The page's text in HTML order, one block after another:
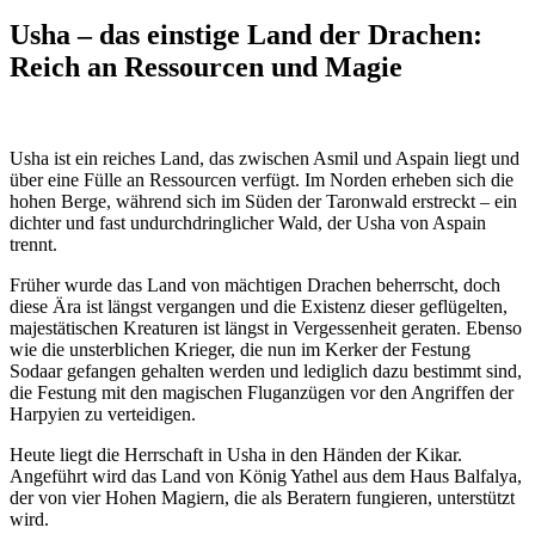
Usha – das einstige Land der Drachen:
Reich an Ressourcen und Magie
Usha ist ein reiches Land, das zwischen Asmil und Aspain liegt und
über eine Fülle an Ressourcen verfügt. Im Norden erheben sich die
hohen Berge, während sich im Süden der Taronwald erstreckt – ein
dichter und fast undurchdringlicher Wald, der Usha von Aspain
trennt.
Früher wurde das Land von mächtigen Drachen beherrscht, doch
diese Ära ist längst vergangen und die Existenz dieser geflügelten,
majestätischen Kreaturen ist längst in Vergessenheit geraten. Ebenso
wie die unsterblichen Krieger, die nun im Kerker der Festung
Sodaar gefangen gehalten werden und lediglich dazu bestimmt sind,
die Festung mit den magischen Fluganzügen vor den Angriffen der
Harpyien zu verteidigen.
Heute liegt die Herrschaft in Usha in den Händen der Kikar.
Angeführt wird das Land von König Yathel aus dem Haus Balfalya,
der von vier Hohen Magiern, die als Beratern fungieren, unterstützt
wird.